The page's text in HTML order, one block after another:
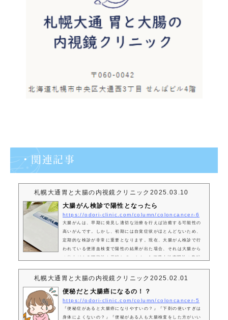
・関連記事
札幌大通胃と大腸の内視鏡クリニック 2025.03.10
大腸がん検診で陽性となったら
https://odori-clinic.com/column/coloncancer-6
大腸がんは、早期に発見し適切な治療を行えば治癒する可能性の
高いがんです。しかし、初期には自覚症状がほとんどないため、
定期的な検診が非常に重要となります。現在、大腸がん検診で行
われている便潜血検査で陽性の結果が出た場合、それは大腸から
の出血がある可能性を示唆しています。1.便潜血検査陽性の意味
以下のような疾患や状態でも陽性となることがあります。大腸ポ
ん化するももあります。 ...
札幌大通胃と大腸の内視鏡クリニック 2025.02.01
便秘だと大腸癌になるの！？
https://odori-clinic.com/column/coloncancer-5
『便秘症があると大腸癌になりやすいの？』『下剤の使いすぎは
身体によくないの？』『便秘がある人も大腸検査をした方がいい